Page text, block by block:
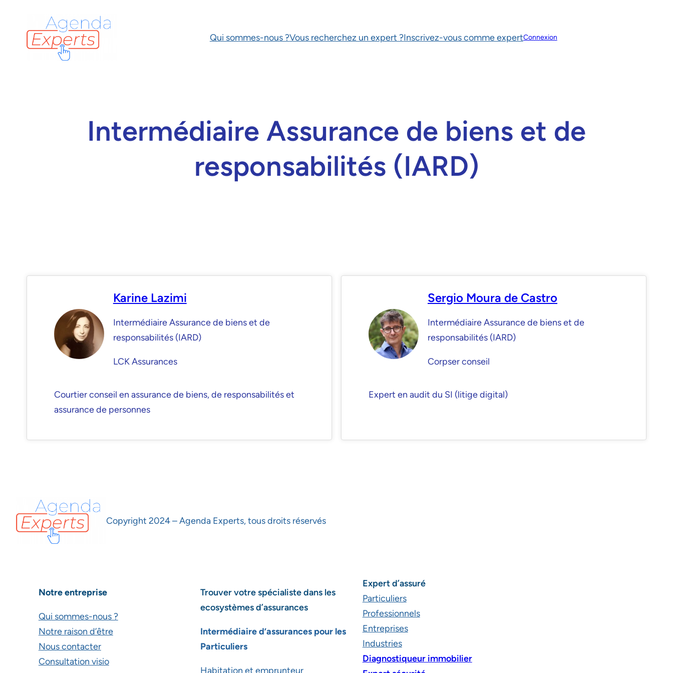
Qui sommes-nous ?Vous recherchez un expert ?Inscrivez-vous comme expertConnexion
Intermédiaire Assurance de biens et de
responsabilités (IARD)
Karine Lazimi
Intermédiaire Assurance de biens et de
responsabilités (IARD)
LCK Assurances
Courtier conseil en assurance de biens, de responsabilités et
assurance de personnes
Sergio Moura de Castro
Intermédiaire Assurance de biens et de
responsabilités (IARD)
Corpser conseil
Expert en audit du SI (litige digital)
Copyright 2024 – Agenda Experts, tous droits réservés
Notre entreprise
Qui sommes-nous ?
Notre raison d’être
Nous contacter
Consultation visio
Trouver votre spécialiste dans les
ecosystèmes d’assurances
Intermédiaire d’assurances pour les
Particuliers
Habitation et emprunteur
Expert d’assuré
Particuliers
Professionnels
Entreprises
Industries
Diagnostiqueur immobilier